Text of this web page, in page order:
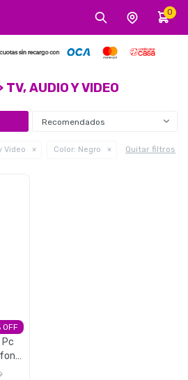
0
TV, AUDIO Y VIDEO
Recomendados
Video Color: Negro Quitar filtros
MI CUENTA
Electro Belleza
y Video